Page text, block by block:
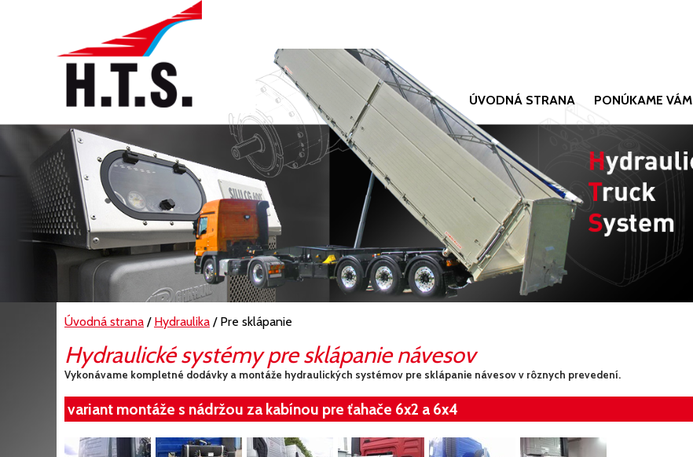
ÚVODNÁ STRANA PONÚKAME VÁM
Úvodná strana / Hydraulika / Pre sklápanie
Hydraulické systémy pre sklápanie návesov
Vykonávame kompletné dodávky a montáže hydraulických systémov pre sklápanie návesov v rôznych prevedení.
variant montáže s nádržou za kabínou pre ťahače 6x2 a 6x4